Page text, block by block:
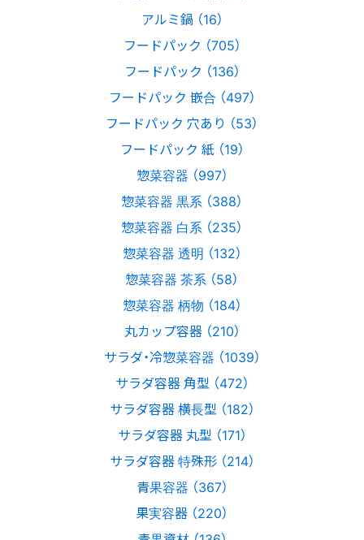
アルミ鍋 （16）
フードパック （705）
フードパック （136）
フードパック 嵌合 （497）
フードパック 穴あり （53）
フードパック 紙 （19）
惣菜容器 （997）
惣菜容器 黒系 （388）
惣菜容器 白系 （235）
惣菜容器 透明 （132）
惣菜容器 茶系 （58）
惣菜容器 柄物 （184）
丸カップ容器 （210）
サラダ・冷惣菜容器 （1039）
サラダ容器 角型 （472）
サラダ容器 横長型 （182）
サラダ容器 丸型 （171）
サラダ容器 特殊形 （214）
青果容器 （367）
果実容器 （220）